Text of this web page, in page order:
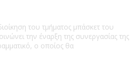
του τμήματος μπάσκετ του
την έναρξη της συνεργασίας της
ο οποίος θα